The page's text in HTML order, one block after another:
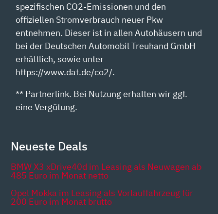
spezifischen CO2-Emissionen und den
offiziellen Stromverbrauch neuer Pkw
entnehmen. Dieser ist in allen Autohäusern und
bei der Deutschen Automobil Treuhand GmbH
erhältlich, sowie unter
https://www.dat.de/co2/.
** Partnerlink. Bei Nutzung erhalten wir ggf.
eine Vergütung.
Neueste Deals
BMW X3 xDrive40d im Leasing als Neuwagen ab
485 Euro im Monat netto
Opel Mokka im Leasing als Vorlauffahrzeug für
200 Euro im Monat brutto